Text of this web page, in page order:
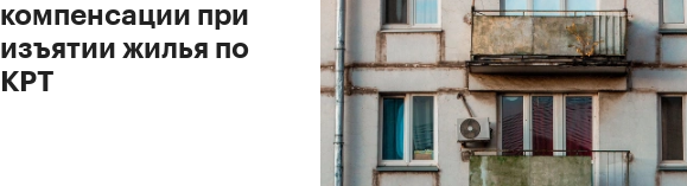
компенсации при
изъятии жилья по
КРТ